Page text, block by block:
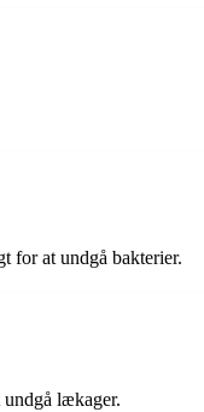
for at undgå bakterier.
lækager.